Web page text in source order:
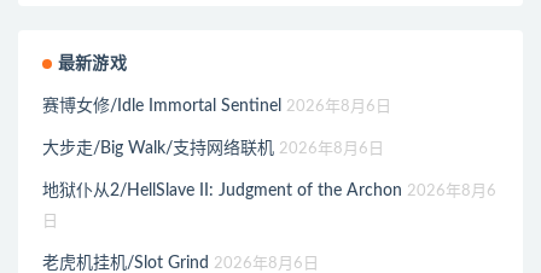
最新游戏
赛博女修/Idle Immortal Sentinel 2026年8月6日
大步走/Big Walk/支持网络联机 2026年8月6日
地狱仆从2/HellSlave II: Judgment of the Archon 2026年8月6
日
老虎机挂机/Slot Grind 2026年8月6日